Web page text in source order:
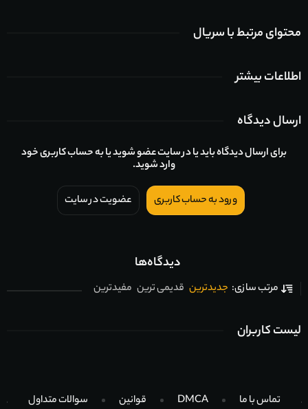
محتوای مرتبط با سریال
اطلاعات بیشتر
ارسال دیدگاه
برای ارسال دیدگاه باید یا در سایت عضو شوید یا به حساب کاربری خود
وارد شوید.
ورود به حساب کاربری عضویت در سایت
دیدگاه‌ها
مرتب سازی: جدیدترین قدیمی ترین مفیدترین
لیست کاربران
تماس با ما DMCA قوانین سوالات متداول